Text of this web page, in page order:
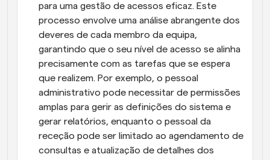
para uma gestão de acessos eficaz. Este
processo envolve uma análise abrangente dos
deveres de cada membro da equipa,
garantindo que o seu nível de acesso se alinha
precisamente com as tarefas que se espera
que realizem. Por exemplo, o pessoal
administrativo pode necessitar de permissões
amplas para gerir as definições do sistema e
gerar relatórios, enquanto o pessoal da
receção pode ser limitado ao agendamento de
consultas e atualização de detalhes dos